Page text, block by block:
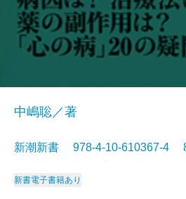
中嶋聡／著
新潮新書 978-4-10-610367-4
新書電子書籍あり